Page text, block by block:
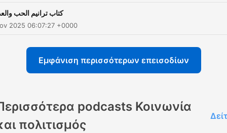
كتاب ترانيم الحب
2025 06:07:27 +0000
Εμφάνιση περισσότερων επεισοδίων
podcasts Κοινωνία
πολιτισμός